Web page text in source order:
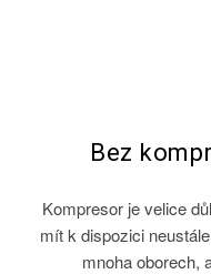
Bez
Kompresor je velice
mít k dispozici
mnoha oborech,